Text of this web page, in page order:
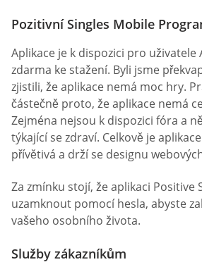
Pozitivní Singles Mobile
Aplikace je k dispozici pro uživatele
zdarma ke stažení. Byli jsme
zjistili, že aplikace nemá moc hry.
částečně proto, že aplikace nemá
Zejména nejsou k dispozici fóra a
týkající se zdraví. Celkově je
přívětivá a drží se designu
Za zmínku stojí, že aplikaci Positive
uzamknout pomocí hesla, abyste
vašeho osobního života.
Služby zákazníkům